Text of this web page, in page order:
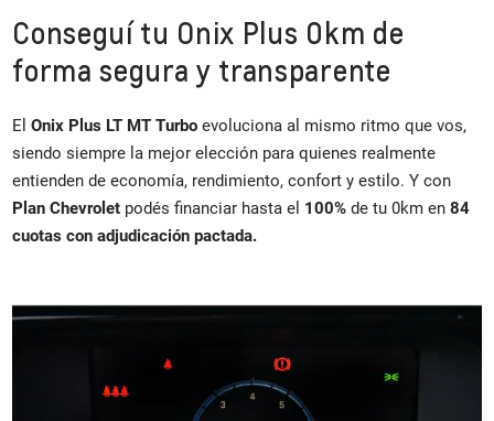
Conseguí tu Onix Plus 0km de
forma segura y transparente
ElOnix Plus LT MT Turbo evoluciona al mismo ritmo que vos,
siendo siempre la mejor elección para quienes realmente
entienden de economía, rendimiento, confort y estilo. Y con
Plan Chevrolet podés financiar hasta el 100% de tu 0km en84
cuotas con adjudicación pactada.